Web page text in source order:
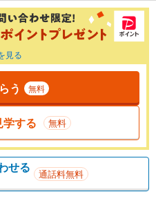
見る
う 無料
する 無料
せる 通話料無料